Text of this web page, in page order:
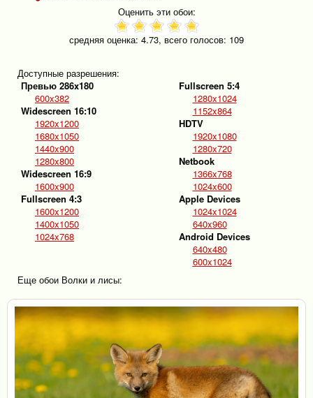
Оценить эти обои:
средняя оценка: 4.73, всего голосов: 109
Доступные разрешения:
Превью 286x180
600x382
Widescreen 16:10
1920x1200
1680x1050
1440x900
1280x800
Widescreen 16:9
1600x900
Fullscreen 4:3
1600x1200
1400x1050
1024x768
Fullscreen 5:4
1280x1024
1152x864
HDTV
1920x1080
1280x720
Netbook
1366x768
1024x600
Apple Devices
1024x1024
640x960
Android Devices
640x480
600x1024
Еще обои Волки и лисы: